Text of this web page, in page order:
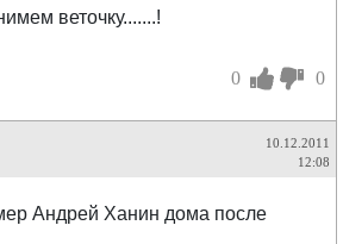
веточку.......!
0 0
10.12.2011
12:08
Андрей Ханин дома после